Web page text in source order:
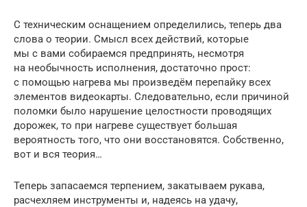
С техническим оснащением определились, теперь два
слова о теории. Смысл всех действий, которые
мы с вами собираемся предпринять, несмотря
на необычность исполнения, достаточно прост:
с помощью нагрева мы произведём перепайку всех
элементов видеокарты. Следовательно, если причиной
поломки было нарушение целостности проводящих
дорожек, то при нагреве существует большая
вероятность того, что они восстановятся. Собственно,
вот и вся теория…
Теперь запасаемся терпением, закатываем рукава,
расчехляем инструменты и, надеясь на удачу,